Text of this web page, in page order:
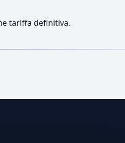
tariffa definitiva.